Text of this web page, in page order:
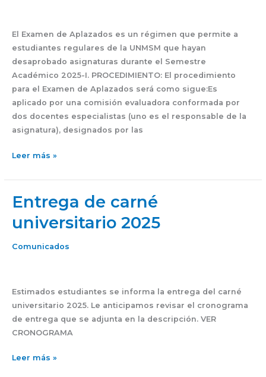
El Examen de Aplazados es un régimen que permite a
estudiantes regulares de la UNMSM que hayan
desaprobado asignaturas durante el Semestre
Académico 2025-I. PROCEDIMIENTO: El procedimiento
para el Examen de Aplazados será como sigue:Es
aplicado por una comisión evaluadora conformada por
dos docentes especialistas (uno es el responsable de la
asignatura), designados por las
cronograma
Leer más »
Entrega de carné
universitario 2025
Comunicados
Estimados estudiantes se informa la entrega del carné
universitario 2025. Le anticipamos revisar el cronograma
de entrega que se adjunta en la descripción. VER
CRONOGRAMA
Entrega
carné
Leer más »